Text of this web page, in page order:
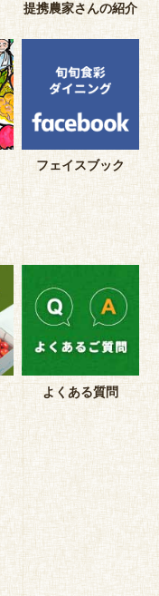
提携農家さんの紹介
フェイスブック
よくある質問